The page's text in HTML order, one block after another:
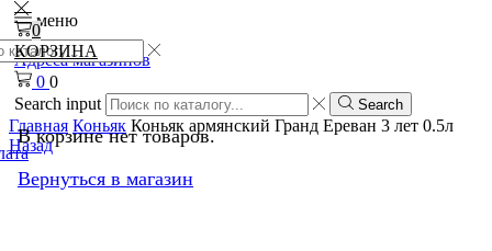
меню
Адреса магазинов
0 0
0
КОРЗИНА
В корзине нет товаров.
Вернуться в магазин
Search input Search
Главная Коньяк Коньяк армянский Гранд Ереван 3 лет 0.5л
Назад